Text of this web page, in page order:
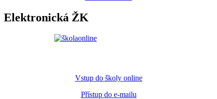
Elektronická ŽK
Vstup do školy online
Přístup do e-mailu